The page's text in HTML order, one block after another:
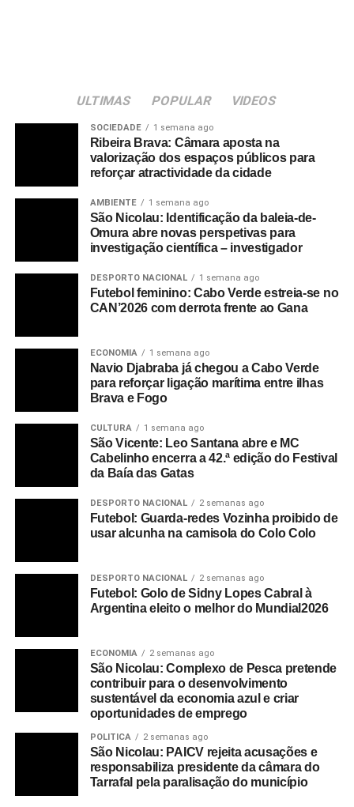
ULTIMAS POPULAR VIDEOS
SOCIEDADE 1 semana ago
Ribeira Brava: Câmara aposta na
valorização dos espaços públicos para
reforçar atractividade da cidade
AMBIENTE 1 semana ago
São Nicolau: Identificação da baleia-de-
Omura abre novas perspetivas para
investigação científica – investigador
DESPORTO NACIONAL 1 semana ago
Futebol feminino: Cabo Verde estreia-se no
CAN’2026 com derrota frente ao Gana
ECONOMIA 1 semana ago
Navio Djabraba já chegou a Cabo Verde
para reforçar ligação marítima entre ilhas
Brava e Fogo
CULTURA 1 semana ago
São Vicente: Leo Santana abre e MC
Cabelinho encerra a 42.ª edição do Festival
da Baía das Gatas
DESPORTO NACIONAL 2 semanas ago
Futebol: Guarda-redes Vozinha proibido de
usar alcunha na camisola do Colo Colo
DESPORTO NACIONAL 2 semanas ago
Futebol: Golo de Sidny Lopes Cabral à
Argentina eleito o melhor do Mundial2026
ECONOMIA 2 semanas ago
São Nicolau: Complexo de Pesca pretende
contribuir para o desenvolvimento
sustentável da economia azul e criar
oportunidades de emprego
POLITICA 2 semanas ago
São Nicolau: PAICV rejeita acusações e
responsabiliza presidente da câmara do
Tarrafal pela paralisação do município